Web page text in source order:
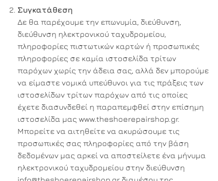
Συγκατάθεση
Δε θα παρέχουμε την επωνυμία, διεύθυνση,
διεύθυνση ηλεκτρονικού ταχυδρομείου,
πληροφορίες πιστωτικών καρτών ή προσωπικές
πληροφορίες σε καμία ιστοσελίδα τρίτων
παρόχων χωρίς την άδεια σας, αλλά δεν μπορούμε
να είμαστε νομικά υπεύθυνοι για τις πράξεις των
ιστοσελίδων τρίτων παρόχων από τις οποίες
έχετε διασυνδεθεί η παραπεμφθεί στην επίσημη
ιστοσελίδα μας www.theshoerepairshop.gr.
Μπορείτε να αιτηθείτε να ακυρώσουμε τις
προσωπικές σας πληροφορίες από την βάση
δεδομένων μας αρκεί να αποστείλετε ένα μήνυμα
ηλεκτρονικού ταχυδρομείου στην διεύθυνση